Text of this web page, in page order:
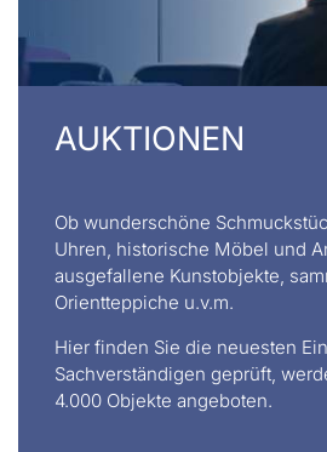
AUKTIONEN
Ob wunderschöne
Uhren, historische Möbel und
ausgefallene Kunstobjekte,
Orientteppiche u.v.m.
Hier finden Sie die neuesten
Sachverständigen geprüft,
4.000 Objekte angeboten.